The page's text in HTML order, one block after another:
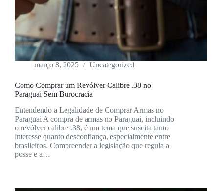
março 8, 2025 Uncategorized
Como Comprar um Revólver Calibre .38 no
Paraguai Sem Burocracia
Entendendo a Legalidade de Comprar Armas no
Paraguai A compra de armas no Paraguai, incluindo
o revólver calibre .38, é um tema que suscita tanto
interesse quanto desconfiança, especialmente entre
brasileiros. Compreender a legislação que regula a
posse e a…